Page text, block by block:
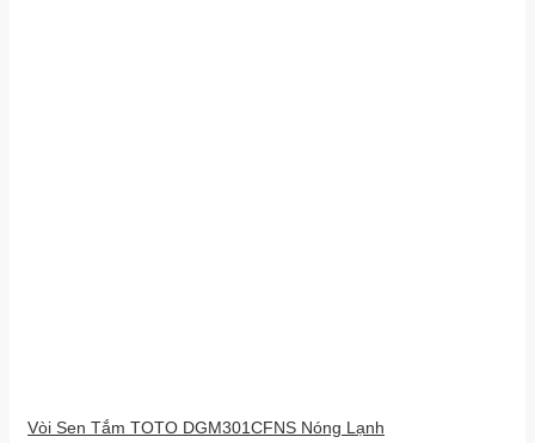
Vòi Sen Tắm TOTO DGM301CFNS Nóng Lạnh